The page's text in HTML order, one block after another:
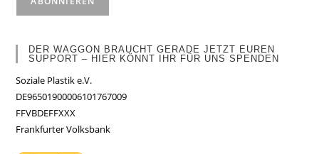
DER WAGGON BRAUCHT GERADE JETZT EUREN
SUPPORT – HIER KÖNNT IHR FÜR UNS SPENDEN
Soziale Plastik e.V.
DE96501900006101767009
FFVBDEFFXXX
Frankfurter Volksbank